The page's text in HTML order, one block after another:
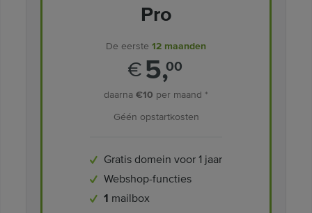
Pro
De eerste 12 maanden
€5,00
daarna €10 per maand *
Géén opstartkosten
Gratis domein voor 1 jaar
Webshop-functies
1 mailbox